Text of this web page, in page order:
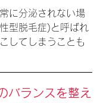
に分泌されない場
型脱毛症)と呼ばれ
してしまうことも
バランスを整え